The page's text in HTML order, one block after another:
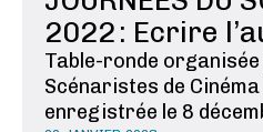
2022 : Ecrire
Table-ronde organisée
Scénaristes de
enregistrée le 8